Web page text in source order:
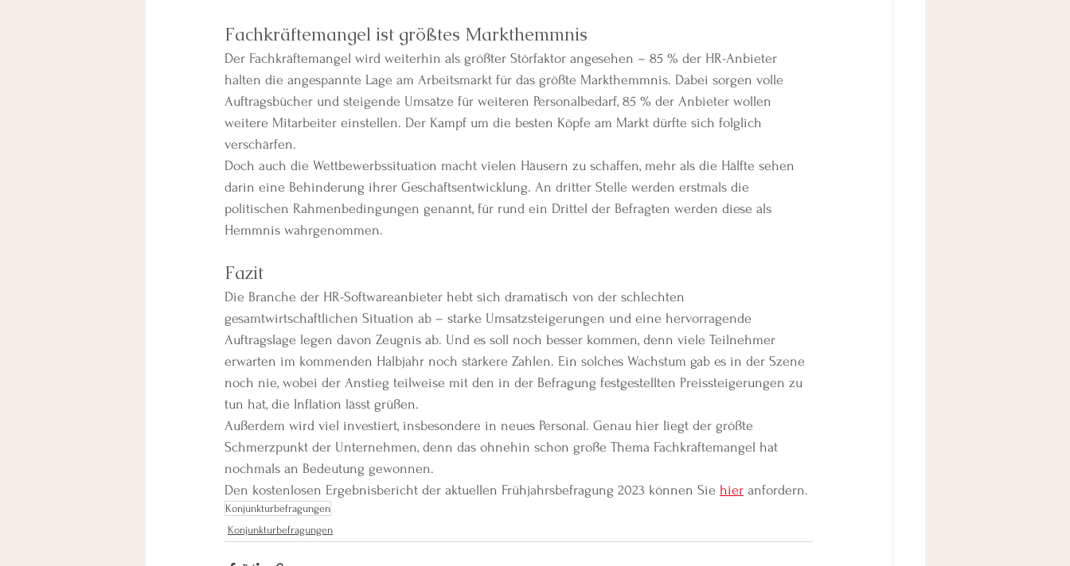
Fachkräftemangel ist größtes Markthemmnis
Der Fachkräftemangel wird weiterhin als größter Störfaktor angesehen – 85 % der HR-Anbieter
halten die angespannte Lage am Arbeitsmarkt für das größte Markthemmnis. Dabei sorgen volle
Auftragsbücher und steigende Umsätze für weiteren Personalbedarf, 85 % der Anbieter wollen
weitere Mitarbeiter einstellen. Der Kampf um die besten Köpfe am Markt dürfte sich folglich
verschärfen.
Doch auch die Wettbewerbssituation macht vielen Häusern zu schaffen, mehr als die Hälfte sehen
darin eine Behinderung ihrer Geschäftsentwicklung. An dritter Stelle werden erstmals die
politischen Rahmenbedingungen genannt, für rund ein Drittel der Befragten werden diese als
Hemmnis wahrgenommen.
Fazit
Die Branche der HR-Softwareanbieter hebt sich dramatisch von der schlechten
gesamtwirtschaftlichen Situation ab – starke Umsatzsteigerungen und eine hervorragende
Auftragslage legen davon Zeugnis ab. Und es soll noch besser kommen, denn viele Teilnehmer
erwarten im kommenden Halbjahr noch stärkere Zahlen. Ein solches Wachstum gab es in der Szene
noch nie, wobei der Anstieg teilweise mit den in der Befragung festgestellten Preissteigerungen zu
tun hat, die Inflation lässt grüßen.
Außerdem wird viel investiert, insbesondere in neues Personal. Genau hier liegt der größte
Schmerzpunkt der Unternehmen, denn das ohnehin schon große Thema Fachkräftemangel hat
nochmals an Bedeutung gewonnen.
Den kostenlosen Ergebnisbericht der aktuellen Frühjahrsbefragung 2023 können Sie hier anfordern.
Konjunkturbefragungen
Konjunkturbefragungen